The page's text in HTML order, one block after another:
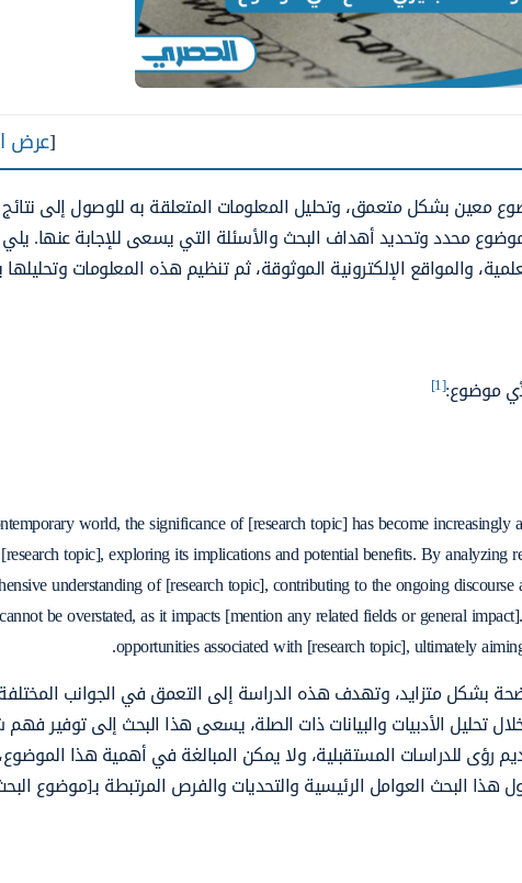
[عرض
بشكل متعمق، وتحليل المعلومات المتعلقة به للوصول إلى نتائج
موضوع محدد وتحديد أهداف البحث والأسئلة التي يسعى للإجابة عنها.
والمواقع الإلكترونية الموثوقة، ثم تنظيم هذه المعلومات
موضوع:[1]
world, the significance of [research topic] has become
topic], exploring its implications and potential benefits. By analyzing
understanding of [research topic], contributing to the ongoing
be overstated, as it impacts [mention any related fields or general
opportunities associated with [research topic], ultimately
بشكل متزايد، وتهدف هذه الدراسة إلى التعمق في الجوانب
تحليل الأدبيات والبيانات ذات الصلة، يسعى هذا البحث إلى توفير
رؤى للدراسات المستقبلية، ولا يمكن المبالغة في أهمية هذا
هذا البحث العوامل الرئيسية والتحديات والفرص المرتبطة بـ[موضوع